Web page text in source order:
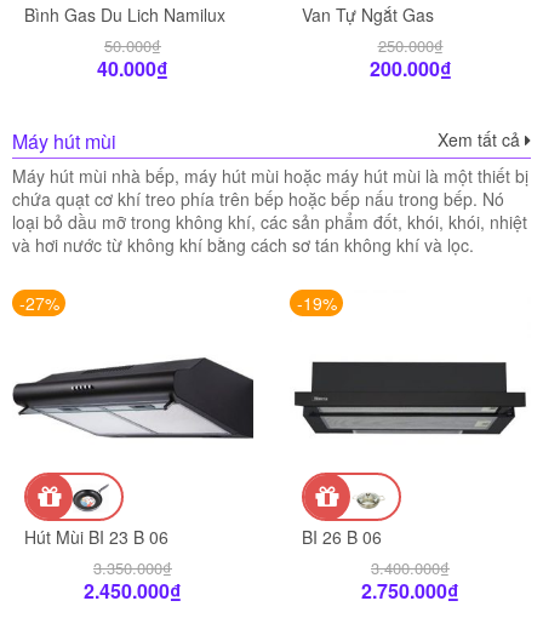
Bình Gas Du Lich Namilux
50.000₫
40.000₫
Van Tự Ngắt Gas
250.000₫
200.000₫
Máy hút mùi
Xem tất cả
Máy hút mùi nhà bếp, máy hút mùi hoặc máy hút mùi là một thiết bị
chứa quạt cơ khí treo phía trên bếp hoặc bếp nấu trong bếp. Nó
loại bỏ dầu mỡ trong không khí, các sản phẩm đốt, khói, khói, nhiệt
và hơi nước từ không khí bằng cách sơ tán không khí và lọc.
-27%
Hút Mùi BI 23 B 06
3.350.000₫
2.450.000₫
-19%
BI 26 B 06
3.400.000₫
2.750.000₫